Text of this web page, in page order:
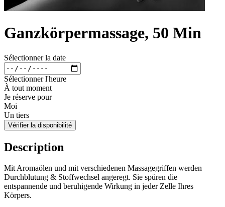
Ganzkörpermassage, 50 Min
Sélectionner la date
Sélectionner l'heure
À tout moment
Je réserve pour
Moi
Un tiers
Vérifier la disponibilité
Description
Mit Aromaölen und mit verschiedenen Massagegriffen werden
Durchblutung & Stoffwechsel angeregt. Sie spüren die
entspannende und beruhigende Wirkung in jeder Zelle Ihres
Körpers.